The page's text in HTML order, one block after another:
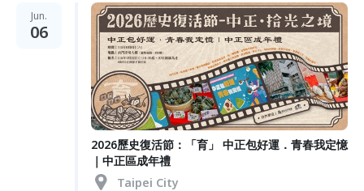
Jun.
06
2026歷史復活節：「育」 中正包好運．青春我定憶
｜中正區成年禮
Taipei City